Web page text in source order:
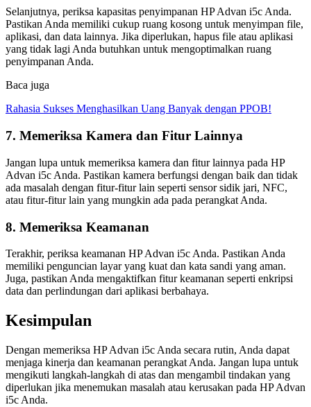
Selanjutnya, periksa kapasitas penyimpanan HP Advan i5c Anda.
Pastikan Anda memiliki cukup ruang kosong untuk menyimpan file,
aplikasi, dan data lainnya. Jika diperlukan, hapus file atau aplikasi
yang tidak lagi Anda butuhkan untuk mengoptimalkan ruang
penyimpanan Anda.
Baca juga
Rahasia Sukses Menghasilkan Uang Banyak dengan PPOB!
7. Memeriksa Kamera dan Fitur Lainnya
Jangan lupa untuk memeriksa kamera dan fitur lainnya pada HP
Advan i5c Anda. Pastikan kamera berfungsi dengan baik dan tidak
ada masalah dengan fitur-fitur lain seperti sensor sidik jari, NFC,
atau fitur-fitur lain yang mungkin ada pada perangkat Anda.
8. Memeriksa Keamanan
Terakhir, periksa keamanan HP Advan i5c Anda. Pastikan Anda
memiliki penguncian layar yang kuat dan kata sandi yang aman.
Juga, pastikan Anda mengaktifkan fitur keamanan seperti enkripsi
data dan perlindungan dari aplikasi berbahaya.
Kesimpulan
Dengan memeriksa HP Advan i5c Anda secara rutin, Anda dapat
menjaga kinerja dan keamanan perangkat Anda. Jangan lupa untuk
mengikuti langkah-langkah di atas dan mengambil tindakan yang
diperlukan jika menemukan masalah atau kerusakan pada HP Advan
i5c Anda.